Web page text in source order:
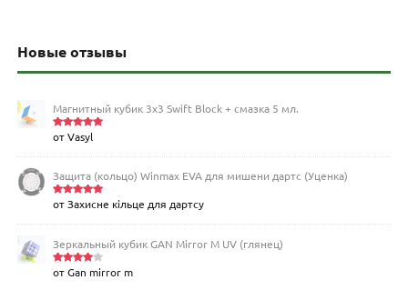
Новые отзывы
Магнитный кубик 3х3 Swift Block + смазка 5 мл.
Оценка
от Vasyl
Защита (кольцо) Winmax EVA для мишени дартс (Уценка)
Оценка5
от Захисне кільце для дартсу
Зеркальный кубик GAN Mirror M UV (глянец)
Оценка
от Gan mirror m